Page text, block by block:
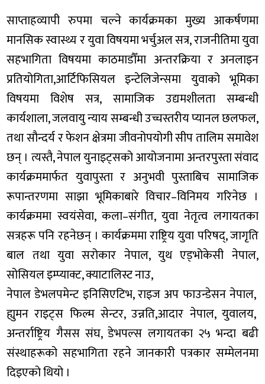
साप्ताहव्यापी रुपमा चल्ने कार्यक्रमका मुख्य आकर्षणमा
मानसिक स्वास्थ्य र युवा विषयमा भर्चुअल सत्र, राजनीतिमा युवा
सहभागिता विषयमा काठमाडौँमा अन्तरक्रिया र अनलाइन
प्रतियोगिता,आर्टिफिसियल इन्टेलिजेन्समा युवाको भूमिका
विषयमा विशेष सत्र, सामाजिक उद्यमशीलता सम्बन्धी
कार्यशाला, जलवायु न्याय सम्बन्धी उच्चस्तरीय प्यानल छलफल,
तथा सौन्दर्य र फेशन क्षेत्रमा जीवनोपयोगी सीप तालिम समावेश
छन् । त्यस्तै, नेपाल युनाइट्सको आयोजनामा अन्तरपुस्ता संवाद
कार्यक्रममार्फत युवापुस्ता र अनुभवी पुस्ताबिच सामाजिक
रूपान्तरणमा साझा भूमिकाबारे विचार–विनिमय गरिनेछ ।
कार्यक्रममा स्वयंसेवा, कला–संगीत, युवा नेतृत्व लगायतका
सत्रहरू पनि रहनेछन् । कार्यक्रममा राष्ट्रिय युवा परिषद्, जागृति
बाल तथा युवा सरोकार नेपाल, युथ एड्भोकेसी नेपाल,
सोसियल इम्प्याक्ट, क्याटालिस्ट नाउ,
नेपाल डेभलपमेन्ट इनिसिएटिभ, राइज अप फाउन्डेसन नेपाल,
ह्युमन राइट्स फिल्म सेन्टर, उन्नति,आदार नेपाल, युवालय,
अन्तर्राष्ट्रिय गैसस संघ, डेभपल्स लगायतका २५ भन्दा बढी
संस्थाहरूको सहभागिता रहने जानकारी पत्रकार सम्मेलनमा
दिइएको थियो ।